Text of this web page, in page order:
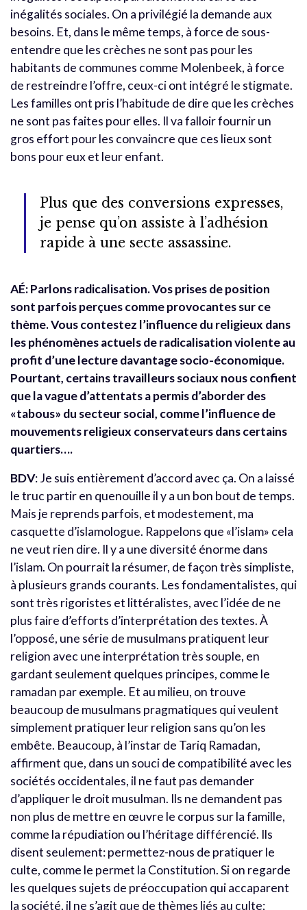
inégalités sociales. On a privilégié la demande aux
besoins. Et, dans le même temps, à force de sous-
entendre que les crèches ne sont pas pour les
habitants de communes comme Molenbeek, à force
de restreindre l’offre, ceux-ci ont intégré le stigmate.
Les familles ont pris l’habitude de dire que les crèches
ne sont pas faites pour elles. Il va falloir fournir un
gros effort pour les convaincre que ces lieux sont
bons pour eux et leur enfant.
Plus que des conversions expresses,
je pense qu’on assiste à l’adhésion
rapide à une secte assassine.
AÉ: Parlons radicalisation. Vos prises de position
sont parfois perçues comme provocantes sur ce
thème. Vous contestez l’influence du religieux dans
les phénomènes actuels de radicalisation violente au
profit d’une lecture davantage socio-économique.
Pourtant, certains travailleurs sociaux nous confient
que la vague d’attentats a permis d’aborder des
«tabous» du secteur social, comme l’influence de
mouvements religieux conservateurs dans certains
quartiers….
BDV: Je suis entièrement d’accord avec ça. On a laissé
le truc partir en quenouille il y a un bon bout de temps.
Mais je reprends parfois, et modestement, ma
casquette d’islamologue. Rappelons que «l’islam» cela
ne veut rien dire. Il y a une diversité énorme dans
l’islam. On pourrait la résumer, de façon très simpliste,
à plusieurs grands courants. Les fondamentalistes, qui
sont très rigoristes et littéralistes, avec l’idée de ne
plus faire d’efforts d’interprétation des textes. À
l’opposé, une série de musulmans pratiquent leur
religion avec une interprétation très souple, en
gardant seulement quelques principes, comme le
ramadan par exemple. Et au milieu, on trouve
beaucoup de musulmans pragmatiques qui veulent
simplement pratiquer leur religion sans qu’on les
embête. Beaucoup, à l’instar de Tariq Ramadan,
affirment que, dans un souci de compatibilité avec les
sociétés occidentales, il ne faut pas demander
d’appliquer le droit musulman. Ils ne demandent pas
non plus de mettre en œuvre le corpus sur la famille,
comme la répudiation ou l’héritage différencié. Ils
disent seulement: permettez-nous de pratiquer le
culte, comme le permet la Constitution. Si on regarde
les quelques sujets de préoccupation qui accaparent
la société, il ne s’agit que de thèmes liés au culte;